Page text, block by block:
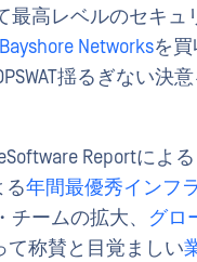
最高レベルのセキュ
Networksを
揺るぎない決
Reportによる
る年間最優秀インフ
ームの拡大、 グロ
て称賛と目覚ましい